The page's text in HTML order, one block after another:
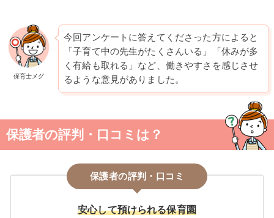
保育士メグ
今回アンケートに答えてくださった方によると
「子育て中の先生がたくさんいる」「休みが多
く有給も取れる」など、働きやすさを感じさせ
るような意見がありました。
保護者の評判・口コミは？
保護者の評判・口コミ
安心して預けられる保育園